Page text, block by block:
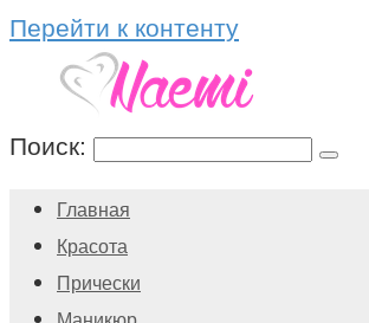
Перейти к контенту
Поиск:
Главная
Красота
Прически